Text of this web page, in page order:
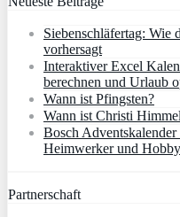
Siebenschläfertag: Wie
vorhersagt
Interaktiver Excel
berechnen und Urlaub
Wann ist Pfingsten?
Wann ist Christi
Bosch
Heimwerker und
Partnerschaft